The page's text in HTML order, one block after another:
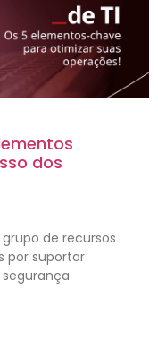
dos
de recursos
por suportar